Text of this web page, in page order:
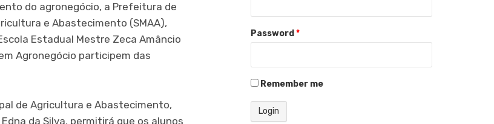
do agronegócio, a Prefeitura de
e Abastecimento (SMAA),
Estadual Mestre Zeca Amâncio
Agronegócio participem das
de Agricultura e Abastecimento,
da Silva, permitirá que os alunos
Password *
Remember me